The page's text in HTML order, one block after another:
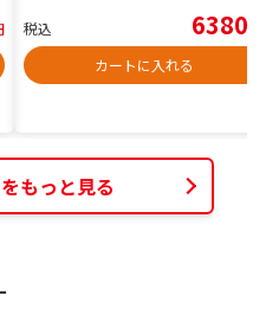
税込 6380
カートに入れる
もっと見る